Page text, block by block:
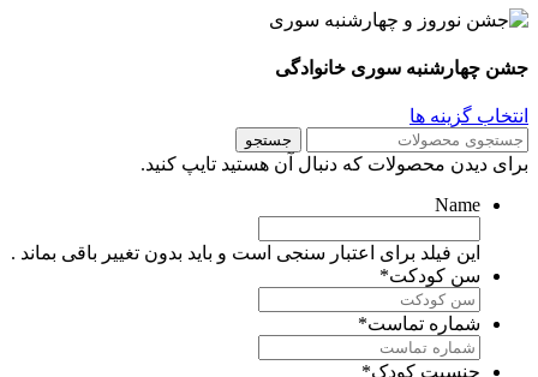
چهارشنبه سوری خانوادگی
گزینه ها
جستجو
دیدن محصولات که دنبال آن هستید تایپ کنید.
Name
این فیلد برای اعتبار سنجی است و باید بدون تغییر باقی بماند .
سن کودکت*
شماره تماست*
جنسیت کودک*